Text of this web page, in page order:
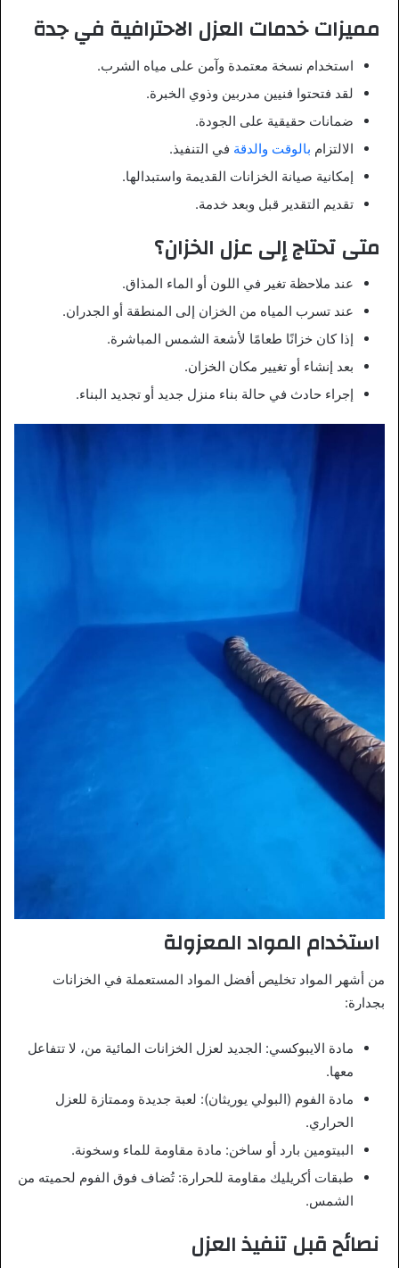
مميزات خدمات العزل الاحترافية في جدة
استخدام نسخة معتمدة وآمن على مياه الشرب.
لقد فتحتوا فنيين مدربين وذوي الخبرة.
ضمانات حقيقية على الجودة.
الالتزام بالوقت والدقة في التنفيذ.
إمكانية صيانة الخزانات القديمة واستبدالها.
تقديم التقدير قبل وبعد خدمة.
متى تحتاج إلى عزل الخزان؟
عند ملاحظة تغير في اللون أو الماء المذاق.
عند تسرب المياه من الخزان إلى المنطقة أو الجدران.
إذا كان خزانًا طعامًا لأشعة الشمس المباشرة.
بعد إنشاء أو تغيير مكان الخزان.
إجراء حادث في حالة بناء منزل جديد أو تجديد البناء.
استخدام المواد المعزولة
من أشهر المواد تخليص أفضل المواد المستعملة في الخزانات
بجدارة:
مادة الايبوكسي: الجديد لعزل الخزانات المائية من، لا تتفاعل
معها.
مادة الفوم (البولي يوريثان): لعبة جديدة وممتازة للعزل
الحراري.
البيتومين بارد أو ساخن: مادة مقاومة للماء وسخونة.
طبقات أكريليك مقاومة للحرارة: تُضاف فوق الفوم لحميته من
الشمس.
نصائح قبل تنفيذ العزل